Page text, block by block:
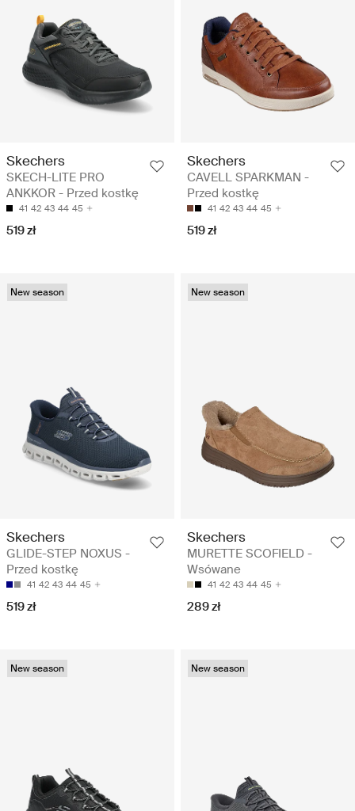
Skechers
SKECH-LITE PRO
ANKKOR - Przed kostkę
41 42 43 44 45
519 zł
Skechers
CAVELL SPARKMAN -
Przed kostkę
41 42 43 44 45
519 zł
New season
Skechers
GLIDE-STEP NOXUS -
Przed kostkę
41 42 43 44 45
519 zł
New season
Skechers
MURETTE SCOFIELD -
Wsówane
41 42 43 44 45
289 zł
New season New season